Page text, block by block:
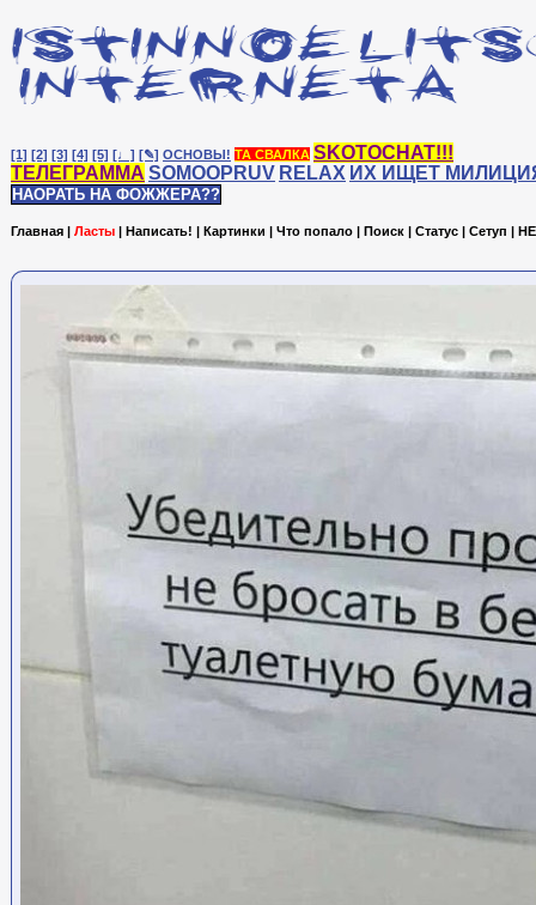
[1] [2] [3] [4] [5] [♩] [✎] ОСНОВЫ! ТА СВАЛКА SKOTOCHAT!!!
ТЕЛЕГРАММА SOMOOPRUV RELAX ИХ ИЩЕТ
НАОРАТЬ НА ФОЖЖЕРА??
Главная | Ласты | Написать! | Картинки | Что попало | Поиск | Статус | Сетуп |